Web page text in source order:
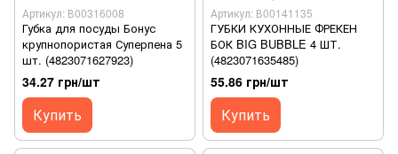
Артикул: В00316008
Губка для посуды Бонус
крупнопористая Суперпена 5
шт. (4823071627923)
34.27 грн/шт
Купить
Артикул: В00141135
ГУБКИ КУХОННЫЕ ФРЕКЕН
БОК BIG BUBBLE 4 ШТ.
(4823071635485)
55.86 грн/шт
Купить